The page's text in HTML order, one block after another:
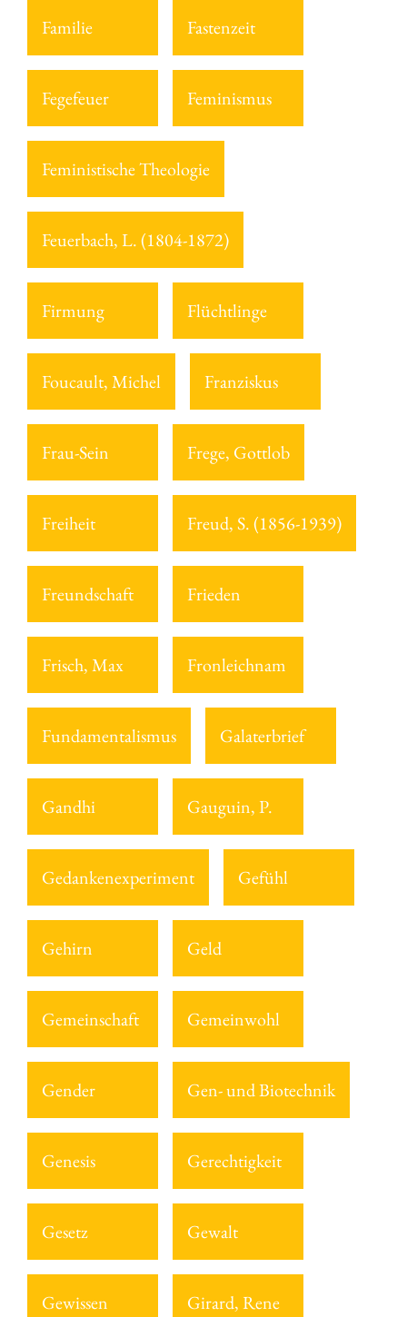
Familie Fastenzeit
Fegefeuer Feminismus
Feministische Theologie
Feuerbach, L. (1804-1872)
Firmung Flüchtlinge
Foucault, Michel Franziskus
Frau-Sein Frege, Gottlob
Freiheit Freud, S. (1856-1939)
Freundschaft Frieden
Frisch, Max Fronleichnam
Fundamentalismus Galaterbrief
Gandhi Gauguin, P.
Gedankenexperiment Gefühl
Gehirn Geld
Gemeinschaft Gemeinwohl
Gender Gen- und Biotechnik
Genesis Gerechtigkeit
Gesetz Gewalt
Gewissen Girard, Rene